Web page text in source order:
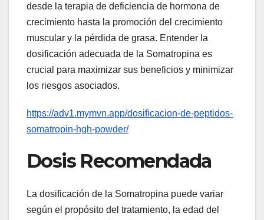
desde la terapia de deficiencia de hormona de
crecimiento hasta la promoción del crecimiento
muscular y la pérdida de grasa. Entender la
dosificación adecuada de la Somatropina es
crucial para maximizar sus beneficios y minimizar
los riesgos asociados.
https://adv1.mymvn.app/dosificacion-de-peptidos-
somatropin-hgh-powder/
Dosis Recomendada
La dosificación de la Somatropina puede variar
según el propósito del tratamiento, la edad del